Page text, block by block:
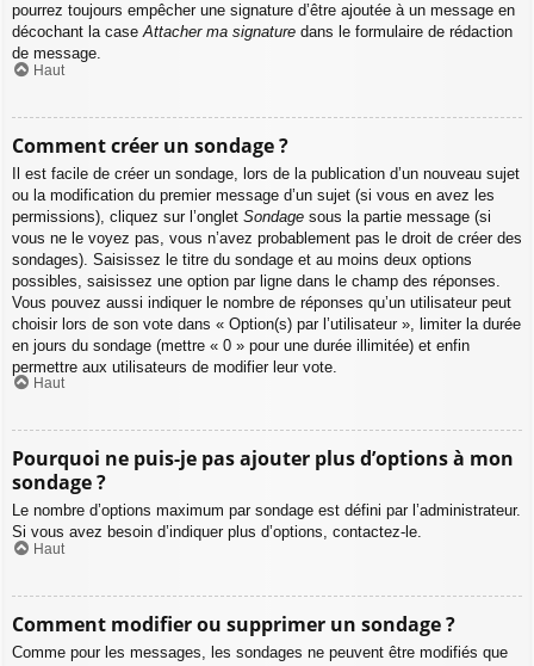
pourrez toujours empêcher une signature d’être ajoutée à un message en
décochant la caseAttacher ma signature dans le formulaire de rédaction
de message.
Haut
Comment créer un sondage ?
Il est facile de créer un sondage, lors de la publication d’un nouveau sujet
ou la modification du premier message d’un sujet (si vous en avez les
permissions), cliquez sur l’onglet Sondage sous la partie message (si
vous ne le voyez pas, vous n’avez probablement pas le droit de créer des
sondages). Saisissez le titre du sondage et au moins deux options
possibles, saisissez une option par ligne dans le champ des réponses.
Vous pouvez aussi indiquer le nombre de réponses qu’un utilisateur peut
choisir lors de son vote dans « Option(s) par l’utilisateur », limiter la durée
en jours du sondage (mettre « 0 » pour une durée illimitée) et enfin
permettre aux utilisateurs de modifier leur vote.
Haut
Pourquoi ne puis-je pas ajouter plus d’options à mon
sondage ?
Le nombre d’options maximum par sondage est défini par l’administrateur.
Si vous avez besoin d’indiquer plus d’options, contactez-le.
Haut
Comment modifier ou supprimer un sondage ?
Comme pour les messages, les sondages ne peuvent être modifiés que